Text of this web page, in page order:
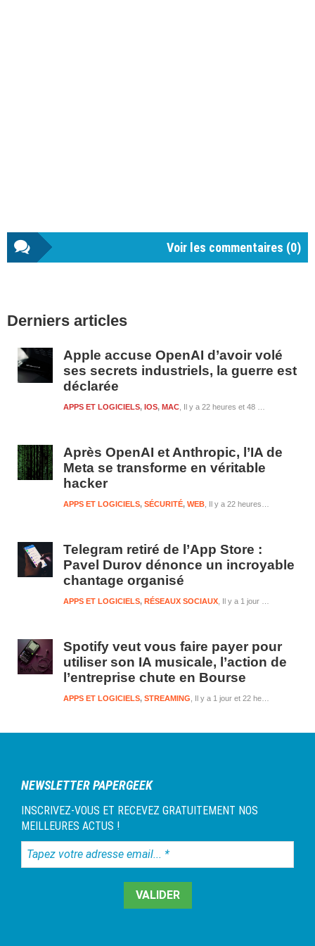
Voir les commentaires (0)
latérale
Derniers articles
Apple accuse OpenAI d’avoir volé
ses secrets industriels, la guerre est
déclarée
Il y a 22 heures et 48 minutes
APPS ET LOGICIELS, IOS, MAC
Après OpenAI et Anthropic, l’IA de
Meta se transforme en véritable
hacker
Il y a 22 heures et 49 minutes
APPS ET LOGICIELS, SÉCURITÉ, WEB
Telegram retiré de l’App Store :
Pavel Durov dénonce un incroyable
chantage organisé
Il y a 1 jour et 22 heures
APPS ET LOGICIELS, RÉSEAUX SOCIAUX
Spotify veut vous faire payer pour
utiliser son IA musicale, l’action de
l’entreprise chute en Bourse
Il y a 1 jour et 22 heures
APPS ET LOGICIELS, STREAMING
NEWSLETTER PAPERGEEK
INSCRIVEZ-VOUS ET RECEVEZ GRATUITEMENT NOS
MEILLEURES ACTUS !
Tapez
votre